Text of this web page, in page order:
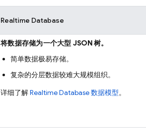
Realtime Database
将数据存储为一个大型 JSON 树。
简单数据极易存储。
复杂的分层数据较难大规模组织。
详细了解Realtime Database数据模型。